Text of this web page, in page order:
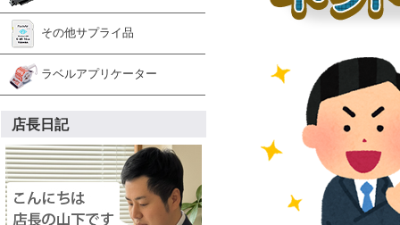
その他サプライ品
ラベルアプリケーター
店長日記